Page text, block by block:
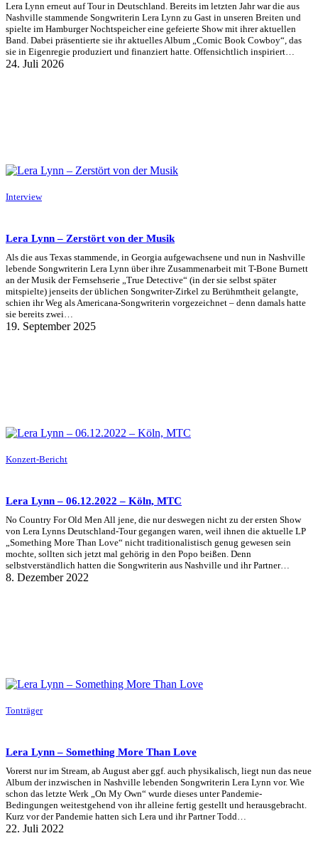
Lera Lynn erneut auf Tour in Deutschland. Bereits im letzten Jahr war die aus
Nashville stammende Songwriterin Lera Lynn zu Gast in unseren Breiten und
spielte im Hamburger Nochtspeicher eine gefeierte Show mit ihrer aktuellen
Band. Dabei präsentierte sie ihr aktuelles Album „Comic Book Cowboy“, das
sie in Eigenregie produziert und finanziert hatte. Offensichtlich inspiriert…
24. Juli 2026
Interview
Lera Lynn – Zerstört von der Musik
Als die aus Texas stammende, in Georgia aufgewachsene und nun in Nashville
lebende Songwriterin Lera Lynn über ihre Zusammenarbeit mit T-Bone Burnett
an der Musik der Fernsehserie „True Detective“ (in der sie selbst später
mitspielte) jenseits der üblichen Songwriter-Zirkel zu Berühmtheit gelangte,
schien ihr Weg als Americana-Songwriterin vorgezeichnet – denn damals hatte
sie bereits zwei…
19. September 2025
Konzert-Bericht
Lera Lynn – 06.12.2022 – Köln, MTC
No Country For Old Men All jene, die nur deswegen nicht zu der ersten Show
von Lera Lynns Deutschland-Tour gegangen waren, weil ihnen die aktuelle LP
„Something More Than Love“ nicht traditionalistisch genug gewesen sein
mochte, sollten sich jetzt mal gehörig in den Popo beißen. Denn
selbstverständlich hatten die Songwriterin aus Nashville und ihr Partner…
8. Dezember 2022
Tonträger
Lera Lynn – Something More Than Love
Vorerst nur im Stream, ab August aber ggf. auch physikalisch, liegt nun das neue
Album der inzwischen in Nashville lebenden Songwriterin Lera Lynn vor. Wie
schon das letzte Werk „On My Own“ wurde dieses unter Pandemie-
Bedingungen weitestgehend von ihr alleine fertig gestellt und herausgebracht.
Kurz vor der Pandemie hatten sich Lera und ihr Partner Todd…
22. Juli 2022